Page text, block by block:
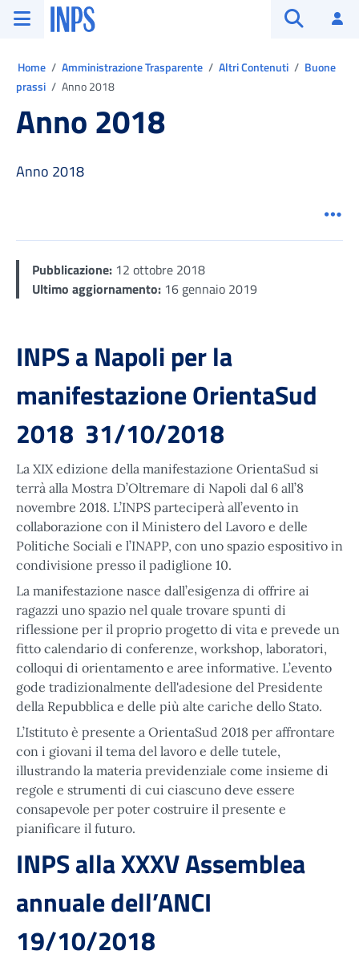
Vai al menu principale
Vai al contenuto principale
Vai al pie' di pagina
INPS ()
Home Amministrazione Trasparente Altri Contenuti
Buone
prassi
Anno 2018
Anno 2018
Anno 2018
Pubblicazione: 12 ottobre 2018
Ultimo aggiornamento: 16 gennaio 2019
INPS a Napoli per la
manifestazione OrientaSud
2018 31/10/2018
La XIX edizione della manifestazione OrientaSud si
terrà alla Mostra D’Oltremare di Napoli dal 6 all’8
novembre 2018. L’INPS parteciperà all’evento in
collaborazione con il Ministero del Lavoro e delle
Politiche Sociali e l’INAPP, con uno spazio espositivo in
condivisione presso il padiglione 10.
La manifestazione nasce dall’esigenza di offrire ai
ragazzi uno spazio nel quale trovare spunti di
riflessione per il proprio progetto di vita e prevede un
fitto calendario di conferenze, workshop, laboratori,
colloqui di orientamento e aree informative. L’evento
gode tradizionalmente dell'adesione del Presidente
della Repubblica e delle più alte cariche dello Stato.
L’Istituto è presente a OrientaSud 2018 per affrontare
con i giovani il tema del lavoro e delle tutele,
illustrando la materia previdenziale come insieme di
regole e strumenti di cui ciascuno deve essere
consapevole per poter costruire il presente e
pianificare il futuro.
INPS alla XXXV Assemblea
annuale dell’ANCI
19/10/2018